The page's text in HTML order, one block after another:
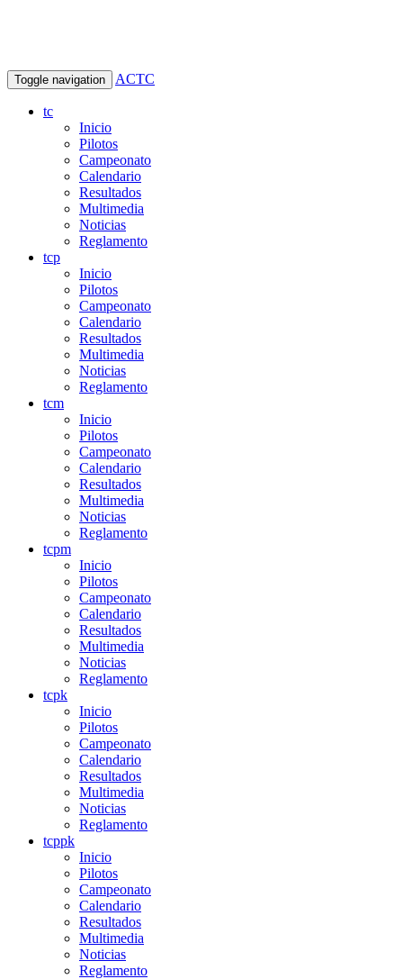
Toggle navigation ACTC
tc
Inicio
Pilotos
Campeonato
Calendario
Resultados
Multimedia
Noticias
Reglamento
tcp
Inicio
Pilotos
Campeonato
Calendario
Resultados
Multimedia
Noticias
Reglamento
tcm
Inicio
Pilotos
Campeonato
Calendario
Resultados
Multimedia
Noticias
Reglamento
tcpm
Inicio
Pilotos
Campeonato
Calendario
Resultados
Multimedia
Noticias
Reglamento
tcpk
Inicio
Pilotos
Campeonato
Calendario
Resultados
Multimedia
Noticias
Reglamento
tcppk
Inicio
Pilotos
Campeonato
Calendario
Resultados
Multimedia
Noticias
Reglamento